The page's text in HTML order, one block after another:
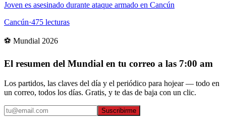
Joven es asesinado durante ataque armado en Cancún
Cancún·475 lecturas
⚽ Mundial 2026
El resumen del Mundial en tu correo a las 7:00 am
Los partidos, las claves del día y el periódico para hojear — todo en
un correo, todos los días. Gratis, y te das de baja con un clic.
Suscribirme